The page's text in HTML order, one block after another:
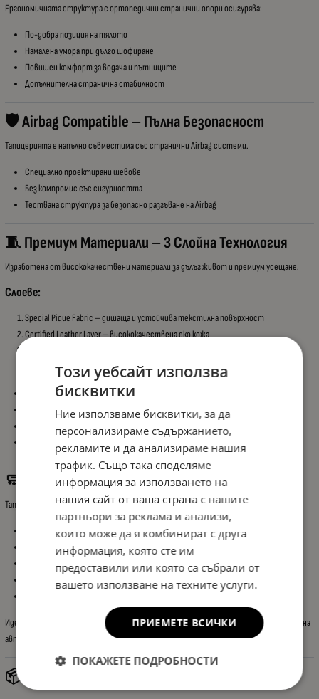
Ергономичната структура с ортопедични странични опори осигурява:
По-добра позиция на тялото
Намалена умора при дълго шофиране
Повишен комфорт за водача и пътниците
Допълнителна странична стабилност
🛡 Airbag Compatible – Пълна Безопасност
Тапицерията е напълно съвместима със странични Airbag системи.
Специално проектирани шевове
Без компромис със сигурността
Тествана структура за безопасно разгъване на Airbag
🧵 Премиум Материали – 3 Слойна Технология
Изработена от висококачествени материали за дълъг живот и премиум усещане.
Слоеве:
Special Pique Fabric – дишаща и устойчива текстилна повърхност
Certified Leather Layer – висококачествена еко кожа
деформации
Устойчива на износване
Лесна за почистване
Не задържа мръсотия
🧼 Защита на Оригиналния Интериор
Тапицерията предпазва фабричните седалки от:
Замърсяване
Износване
Идеално решение както за запазване на интериора, така и за цялостно освежаване на
автомобила.
📦 Какво Включва Комплектът
Този уебсайт използва
бисквитки
Ние използваме бисквитки, за да
персонализираме съдържанието,
рекламите и да анализираме нашия
трафик. Също така споделяме
информация за използването на
нашия сайт от ваша страна с нашите
партньори за реклама и анализи,
които може да я комбинират с друга
информация, която сте им
предоставили или която са събрали от
вашето използване на техните услуги.
ПРИЕМЕТЕ ВСИЧКИ
ПОКАЖЕТЕ ПОДРОБНОСТИ